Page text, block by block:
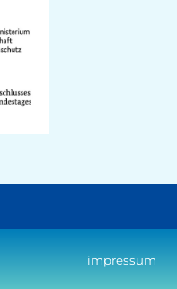
impressum